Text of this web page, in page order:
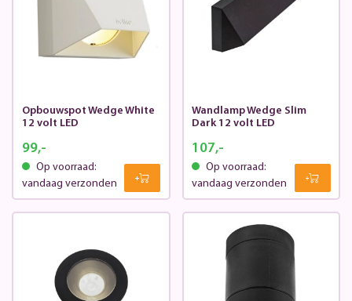
Opbouwspot Wedge White
12 volt LED
99,-
Op voorraad:
vandaag verzonden
Wandlamp Wedge Slim
Dark 12 volt LED
107,-
Op voorraad:
vandaag verzonden